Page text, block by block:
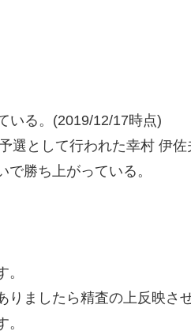
いる。(2019/12/17時点)
選として行われた幸村 伊佐
勝ち上がっている。
ましたら精査の上反映さ